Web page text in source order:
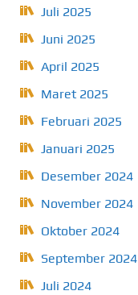
Juli 2025
Juni 2025
April 2025
Maret 2025
Februari 2025
Januari 2025
Desember 2024
November 2024
Oktober 2024
September 2024
Juli 2024